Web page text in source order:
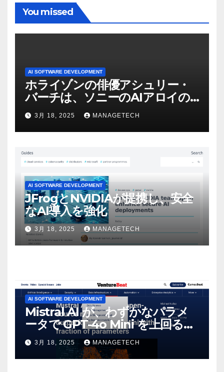
You missed
AI SOFTWARE DEVELOPMENT
ホライゾンの俳優アシュリー・
バーチは、ソニーのAIアロイの
ビデオを見て「ゲームパフォー
マンスという芸術形式に不安を
感じた」と語る – IGN
3月 18, 2025 MANAGETECH
AI SOFTWARE DEVELOPMENT
JFrogとNVIDIAが提携し、安全
なAI導入を強化
3月 18, 2025 MANAGETECH
AI SOFTWARE DEVELOPMENT
Mistral AI が、わずかなパラメ
ータで GPT-4o Mini を上回る新
しいオープンソース モデルをリ
リース | VentureBeat
3月 18, 2025 MANAGETECH